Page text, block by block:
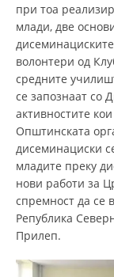
при тоа
млади, две
волонтери од
средните
се запознаат со
активностите
Општинската
дисеминациски
младите преку
нови работи за
спремност да се
Република
Прилеп.